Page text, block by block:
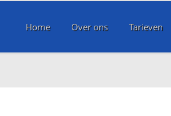
Home Over ons Tarieven